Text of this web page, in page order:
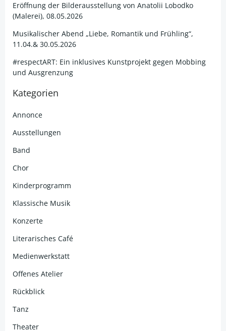
Eröffnung der Bilderausstellung von Anatolii Lobodko
(Malerei), 08.05.2026
Musikalischer Abend „Liebe, Romantik und Frühling“,
11.04.& 30.05.2026
#respectART: Ein inklusives Kunstprojekt gegen Mobbing
und Ausgrenzung
Kategorien
Annonce
Ausstellungen
Band
Chor
Kinderprogramm
Klassische Musik
Konzerte
Literarisches Café
Medienwerkstatt
Offenes Atelier
Rückblick
Tanz
Theater